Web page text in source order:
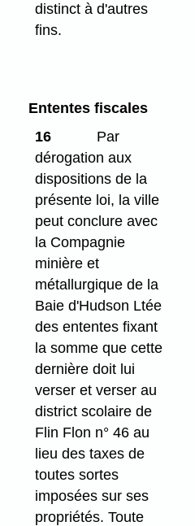
distinct à d'autres
fins.
Ententes fiscales
16
Par
dérogation aux
dispositions de la
présente loi, la ville
peut conclure avec
la Compagnie
minière et
métallurgique de la
Baie d'Hudson Ltée
des ententes fixant
la somme que cette
dernière doit lui
verser et verser au
district scolaire de
Flin Flon n° 46 au
lieu des taxes de
toutes sortes
imposées sur ses
propriétés. Toute